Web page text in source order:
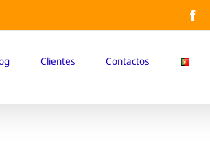
Clientes Contactos